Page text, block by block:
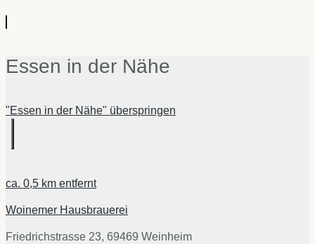
Essen in der Nähe
"Essen in der Nähe" überspringen
ca. 0,5 km entfernt
Woinemer Hausbrauerei
Friedrichstrasse 23, 69469 Weinheim